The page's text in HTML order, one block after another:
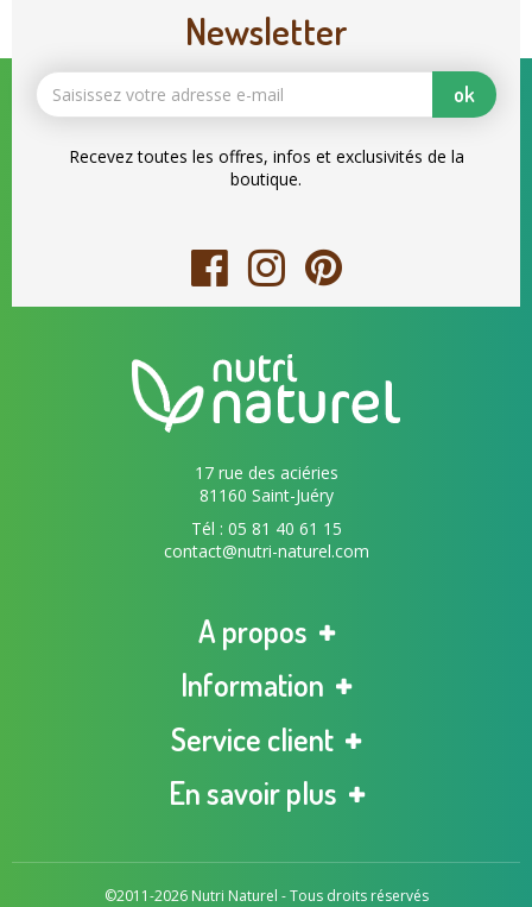
Newsletter
ok
Recevez toutes les offres, infos et exclusivités de la
boutique.
17 rue des aciéries
81160 Saint-Juéry
Tél : 05 81 40 61 15
contact@nutri-naturel.com
A propos
Information
Service client
En savoir plus
©2011-2026 Nutri Naturel - Tous droits réservés